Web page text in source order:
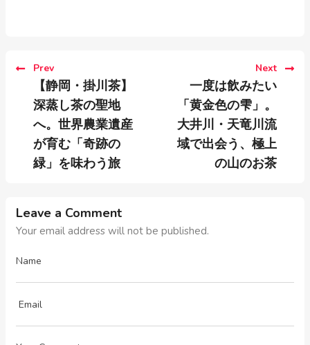
Prev
【静岡・掛川茶】
深蒸し茶の聖地
へ。世界農業遺産
が育む「奇跡の
緑」を味わう旅
Next
一度は飲みたい
「黄金色の雫」。
大井川・天竜川流
域で出会う、極上
の山のお茶
Leave a Comment
Your email address will not be published.